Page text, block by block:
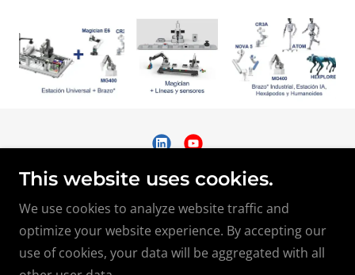
TEK MISIÓN CRÍTICA - SEDE PERÚ
Av. Alberto Alexander 2717, Lince, Lima
Teléfono:+51 (01) 767-1106
This website uses cookies.
We use cookies to analyze website traffic and
optimize your website experience. By accepting our
use of cookies, your data will be aggregated with all